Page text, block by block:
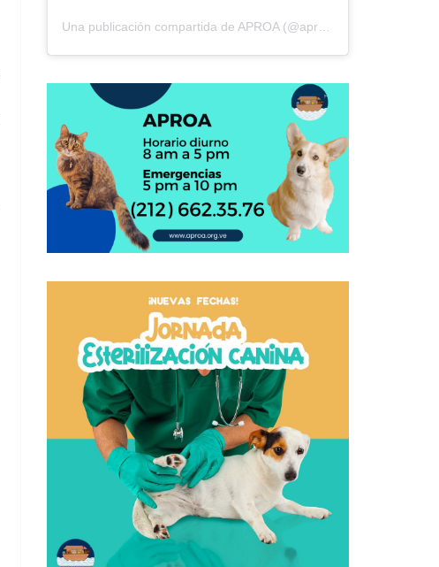
Una publicación compartida de APROA (@aproavzla)